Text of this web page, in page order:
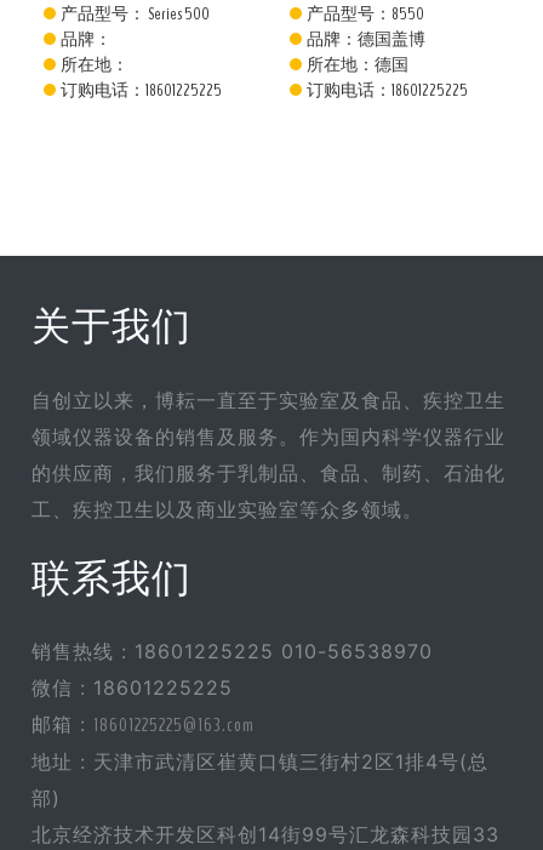
产品型号： Series 500
品牌：
所在地：
订购电话：18601225225
产品型号：8550
品牌：德国盖博
所在地：德国
订购电话：18601225225
关于我们
自创立以来，博耘一直至于实验室及食品、疾控卫生
领域仪器设备的销售及服务。作为国内科学仪器行业
的供应商，我们服务于乳制品、食品、制药、石油化
工、疾控卫生以及商业实验室等众多领域。
联系我们
销售热线 : 18601225225 010-56538970
微信 : 18601225225
邮箱 : 18601225225@163.com
地址 : 天津市武清区崔黄口镇三街村2区1排4号(总
部)
北京经济技术开发区科创14街99号汇龙森科技园33